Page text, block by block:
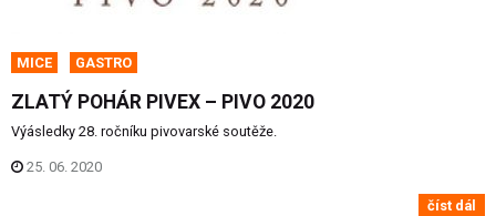
MICE GASTRO
ZLATÝ POHÁR PIVEX – PIVO 2020
Výásledky 28. ročníku pivovarské soutěže.
25. 06. 2020
číst dál